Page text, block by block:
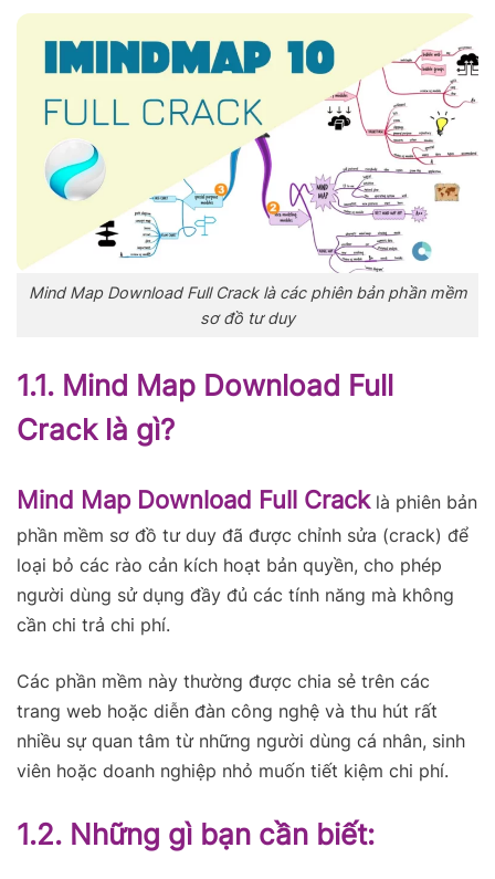
Mind Map Download Full Crack là các phiên bản phần mềm
sơ đồ tư duy
1.1. Mind Map Download Full
Crack là gì?
Mind Map Download Full Cracklà phiên bản
phần mềm sơ đồ tư duy đã được chỉnh sửa (crack) để
loại bỏ các rào cản kích hoạt bản quyền, cho phép
người dùng sử dụng đầy đủ các tính năng mà không
cần chi trả chi phí.
Các phần mềm này thường được chia sẻ trên các
trang web hoặc diễn đàn công nghệ và thu hút rất
nhiều sự quan tâm từ những người dùng cá nhân, sinh
viên hoặc doanh nghiệp nhỏ muốn tiết kiệm chi phí.
1.2. Những gì bạn cần biết: